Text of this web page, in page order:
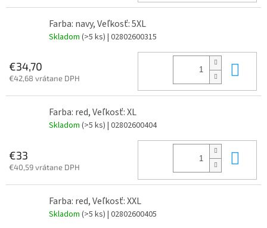
Farba: navy, Veľkosť: 5XL
Skladom (>5 ks) | 02802600315
€34,70
€42,68 vrátane DPH
Farba: red, Veľkosť: XL
Skladom (>5 ks) | 02802600404
€33
€40,59 vrátane DPH
Farba: red, Veľkosť: XXL
Skladom (>5 ks) | 02802600405